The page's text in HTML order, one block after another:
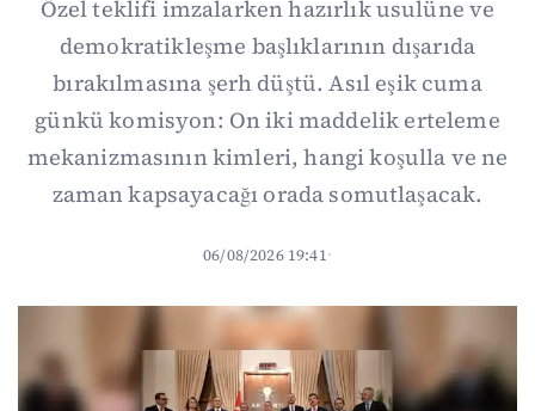
Özel teklifi imzalarken hazırlık usulüne ve
demokratikleşme başlıklarının dışarıda
bırakılmasına şerh düştü. Asıl eşik cuma
günkü komisyon: On iki maddelik erteleme
mekanizmasının kimleri, hangi koşulla ve ne
zaman kapsayacağı orada somutlaşacak.
06/08/2026 19:41·